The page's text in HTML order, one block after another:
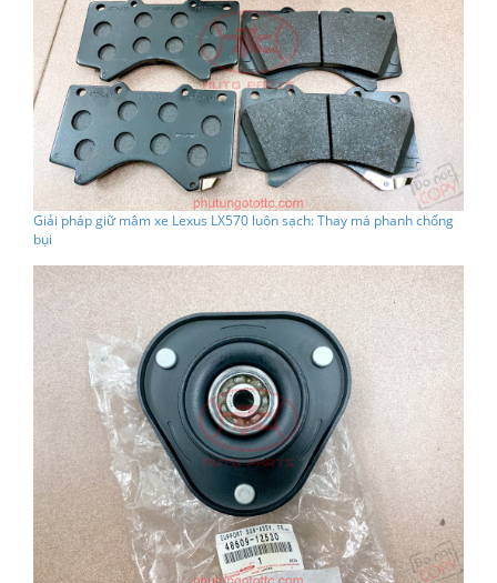
Giải pháp giữ mâm xe Lexus LX570 luôn sạch: Thay má phanh chống
bụi